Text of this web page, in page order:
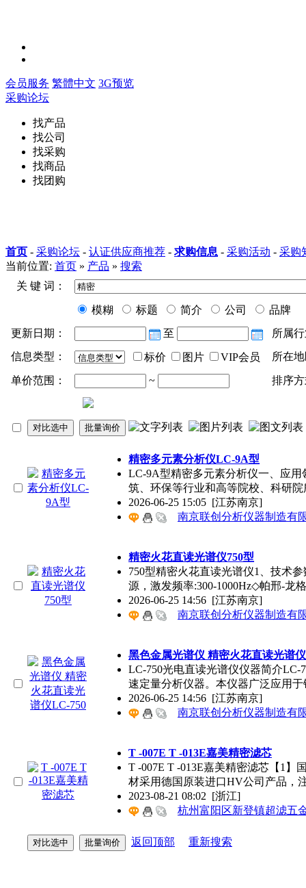
会员服务 繁體中文 3G预览
采购论坛
找产品
找公司
找采购
找商品
找团购
首页 - 采购论坛 - 认证供应商推荐 - 求购信息 - 采购活动 - 采购
当前位置: 首页 » 产品 » 搜索
关 键 词：
模糊 标题 简介 公司
品牌
更新日期：
至
所属
信息类型：
标价 图片 VIP会员 所在
单价范围： ~ 排序
精密多元素分析仪LC-9A型
LC-9A型精密多元素分析仪一、应
筑、环保等行业和高等院校、科研院
2026-06-25 15:05 [江苏南京]
南京联创分析仪器制造有
精密火花直读光谱仪750型
750型精密火花直读光谱仪1、技术
源，激发频率:300-1000Hz◇帕邢-龙
2026-06-25 14:56 [江苏南京]
南京联创分析仪器制造有
黑色金属光谱仪 精密火花直读光谱
LC-750光电直读光谱仪仪器简介
速定量分析仪器。本仪器广泛应用于
2026-06-25 14:56 [江苏南京]
南京联创分析仪器制造有
T -007E T -013E嘉美精密滤芯
T -007E T -013E嘉美精密滤芯【1】
材采用德国原装进口HV公司产品，
2023-08-21 08:02 [浙江]
杭州富阳区新登镇超滤五
返回顶部 重新搜索